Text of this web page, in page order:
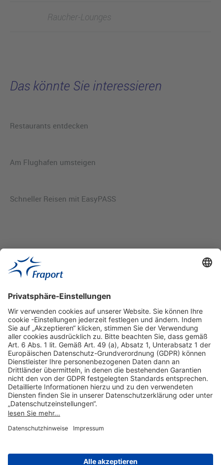
Raucher-Lounges
Das könnte Sie interessieren
Restaurants entdecken
Am Flughafen umsteigen
Schneller Reisen mit EasyPASS
Hilfreiche Links
Online einkaufen & buchen
Über uns